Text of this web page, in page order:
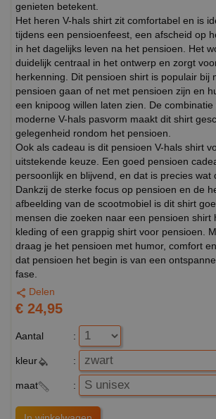
genieten betekent.
Het heren V-hals shirt zit comfortabel en is
tijdens een pensioenfeest, een afscheid op
in het dagelijks leven na het pensioen. Het
duidelijk centraal in het ontwerp en zorgt
herkenning. Dit pensioen shirt is populair bij
pensioen gaan of net met pensioen zijn en
een knipoog willen laten zien. De
moderne V-hals pasvorm maakt dit shirt
gelegenheid rondom het pensioen.
Ook als cadeau is dit pensioen V-hals shirt
uitstekende keuze. Een goed pensioen
persoonlijk en blijvend, en dat is precies wat
Dankzij de sterke focus op pensioen en de
afbeelding van de scootmobiel is dit shirt
mensen die zoeken naar een pensioen shirt
kleding of een grappig shirt voor pensioen.
draag je het pensioen met humor, comfort
dat pensioen het begin is van een
fase.
Delen
€ 24,95
Aantal :
kleur :
maat :